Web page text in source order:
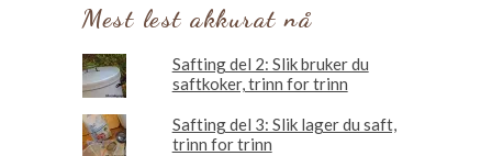
Mest lest akkurat nå
Safting del 2: Slik bruker du
saftkoker, trinn for trinn
Safting del 3: Slik lager du saft,
trinn for trinn